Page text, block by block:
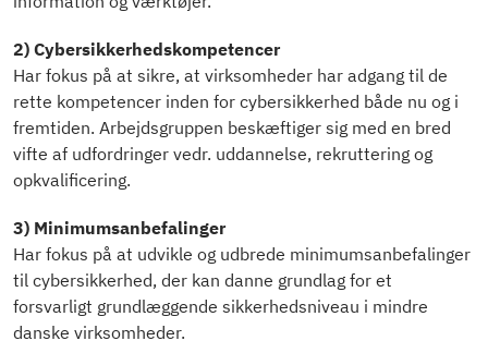
2) Cybersikkerhedskompetencer
Har fokus på at sikre, at virksomheder har adgang til de
rette kompetencer inden for cybersikkerhed både nu og i
fremtiden. Arbejdsgruppen beskæftiger sig med en bred
vifte af udfordringer vedr. uddannelse, rekruttering og
opkvalificering.
3) Minimumsanbefalinger
Har fokus på at udvikle og udbrede minimumsanbefalinger
til cybersikkerhed, der kan danne grundlag for et
forsvarligt grundlæggende sikkerhedsniveau i mindre
danske virksomheder.